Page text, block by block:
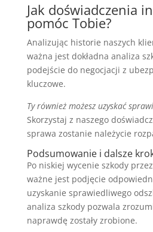
Jak doświadczenia
pomóc Tobie?
Analizując historie naszych
ważna jest dokładna analiza
podejście do negocjacji z
kluczowe.
Ty również możesz uzyskać
Skorzystaj z naszego
sprawa zostanie należycie
Podsumowanie i dalsze
Po niskiej wycenie szkody
ważne jest podjęcie
uzyskanie sprawiedliwego
analiza szkody pozwala
naprawdę zostały zrobione.